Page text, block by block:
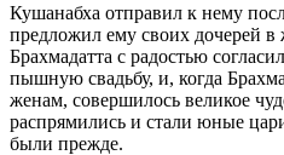
Кушанабха отправил к нему
предложил ему своих дочерей
Брахмадатта с радостью
пышную свадьбу, и, когда
женам, совершилось великое
распрямились и стали юные
были прежде.